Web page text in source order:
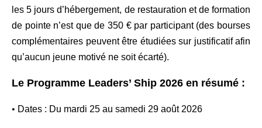
les 5 jours d’hébergement, de restauration et de formation
de pointe n’est que de 350 € par participant (des bourses
complémentaires peuvent être étudiées sur justificatif afin
qu’aucun jeune motivé ne soit écarté).
Le Programme Leaders’ Ship 2026 en résumé :
• Dates : Du mardi 25 au samedi 29 août 2026